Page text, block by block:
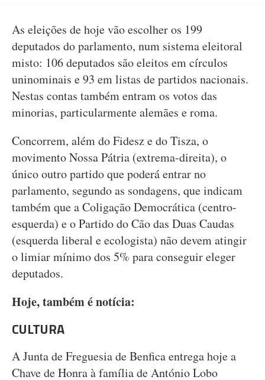
As eleições de hoje vão escolher os 199
deputados do parlamento, num sistema eleitoral
misto: 106 deputados são eleitos em círculos
uninominais e 93 em listas de partidos nacionais.
Nestas contas também entram os votos das
minorias, particularmente alemães e roma.
Concorrem, além do Fidesz e do Tisza, o
movimento Nossa Pátria (extrema-direita), o
único outro partido que poderá entrar no
parlamento, segundo as sondagens, que indicam
também que a Coligação Democrática (centro-
esquerda) e o Partido do Cão das Duas Caudas
(esquerda liberal e ecologista) não devem atingir
o limiar mínimo dos 5% para conseguir eleger
deputados.
Hoje, também é notícia:
CULTURA
A Junta de Freguesia de Benfica entrega hoje a
Chave de Honra à família de António Lobo